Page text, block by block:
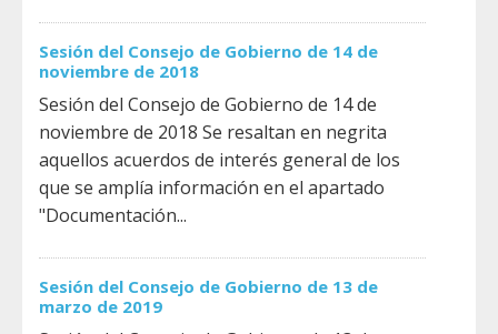
Sesión del Consejo de Gobierno de 14 de
noviembre de 2018
Sesión del Consejo de Gobierno de 14 de
noviembre de 2018 Se resaltan en negrita
aquellos acuerdos de interés general de los
que se amplía información en el apartado
"Documentación...
Sesión del Consejo de Gobierno de 13 de
marzo de 2019